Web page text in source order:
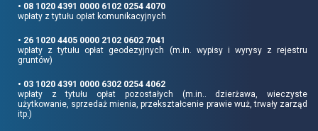
• 08 1020 4391 0000 6102 0254 4070
wpłaty z tytułu opłat komunikacyjnych
• 26 1020 4405 0000 2102 0602 7041
wpłaty z tytułu opłat geodezyjnych (m.in. wypisy i wyrysy z rejestru
gruntów)
• 03 1020 4391 0000 6302 0254 4062
wpłaty z tytułu opłat pozostałych (m.in.. dzierżawa, wieczyste
użytkowanie, sprzedaż mienia, przekształcenie prawie wuż, trwały zarząd
itp.)